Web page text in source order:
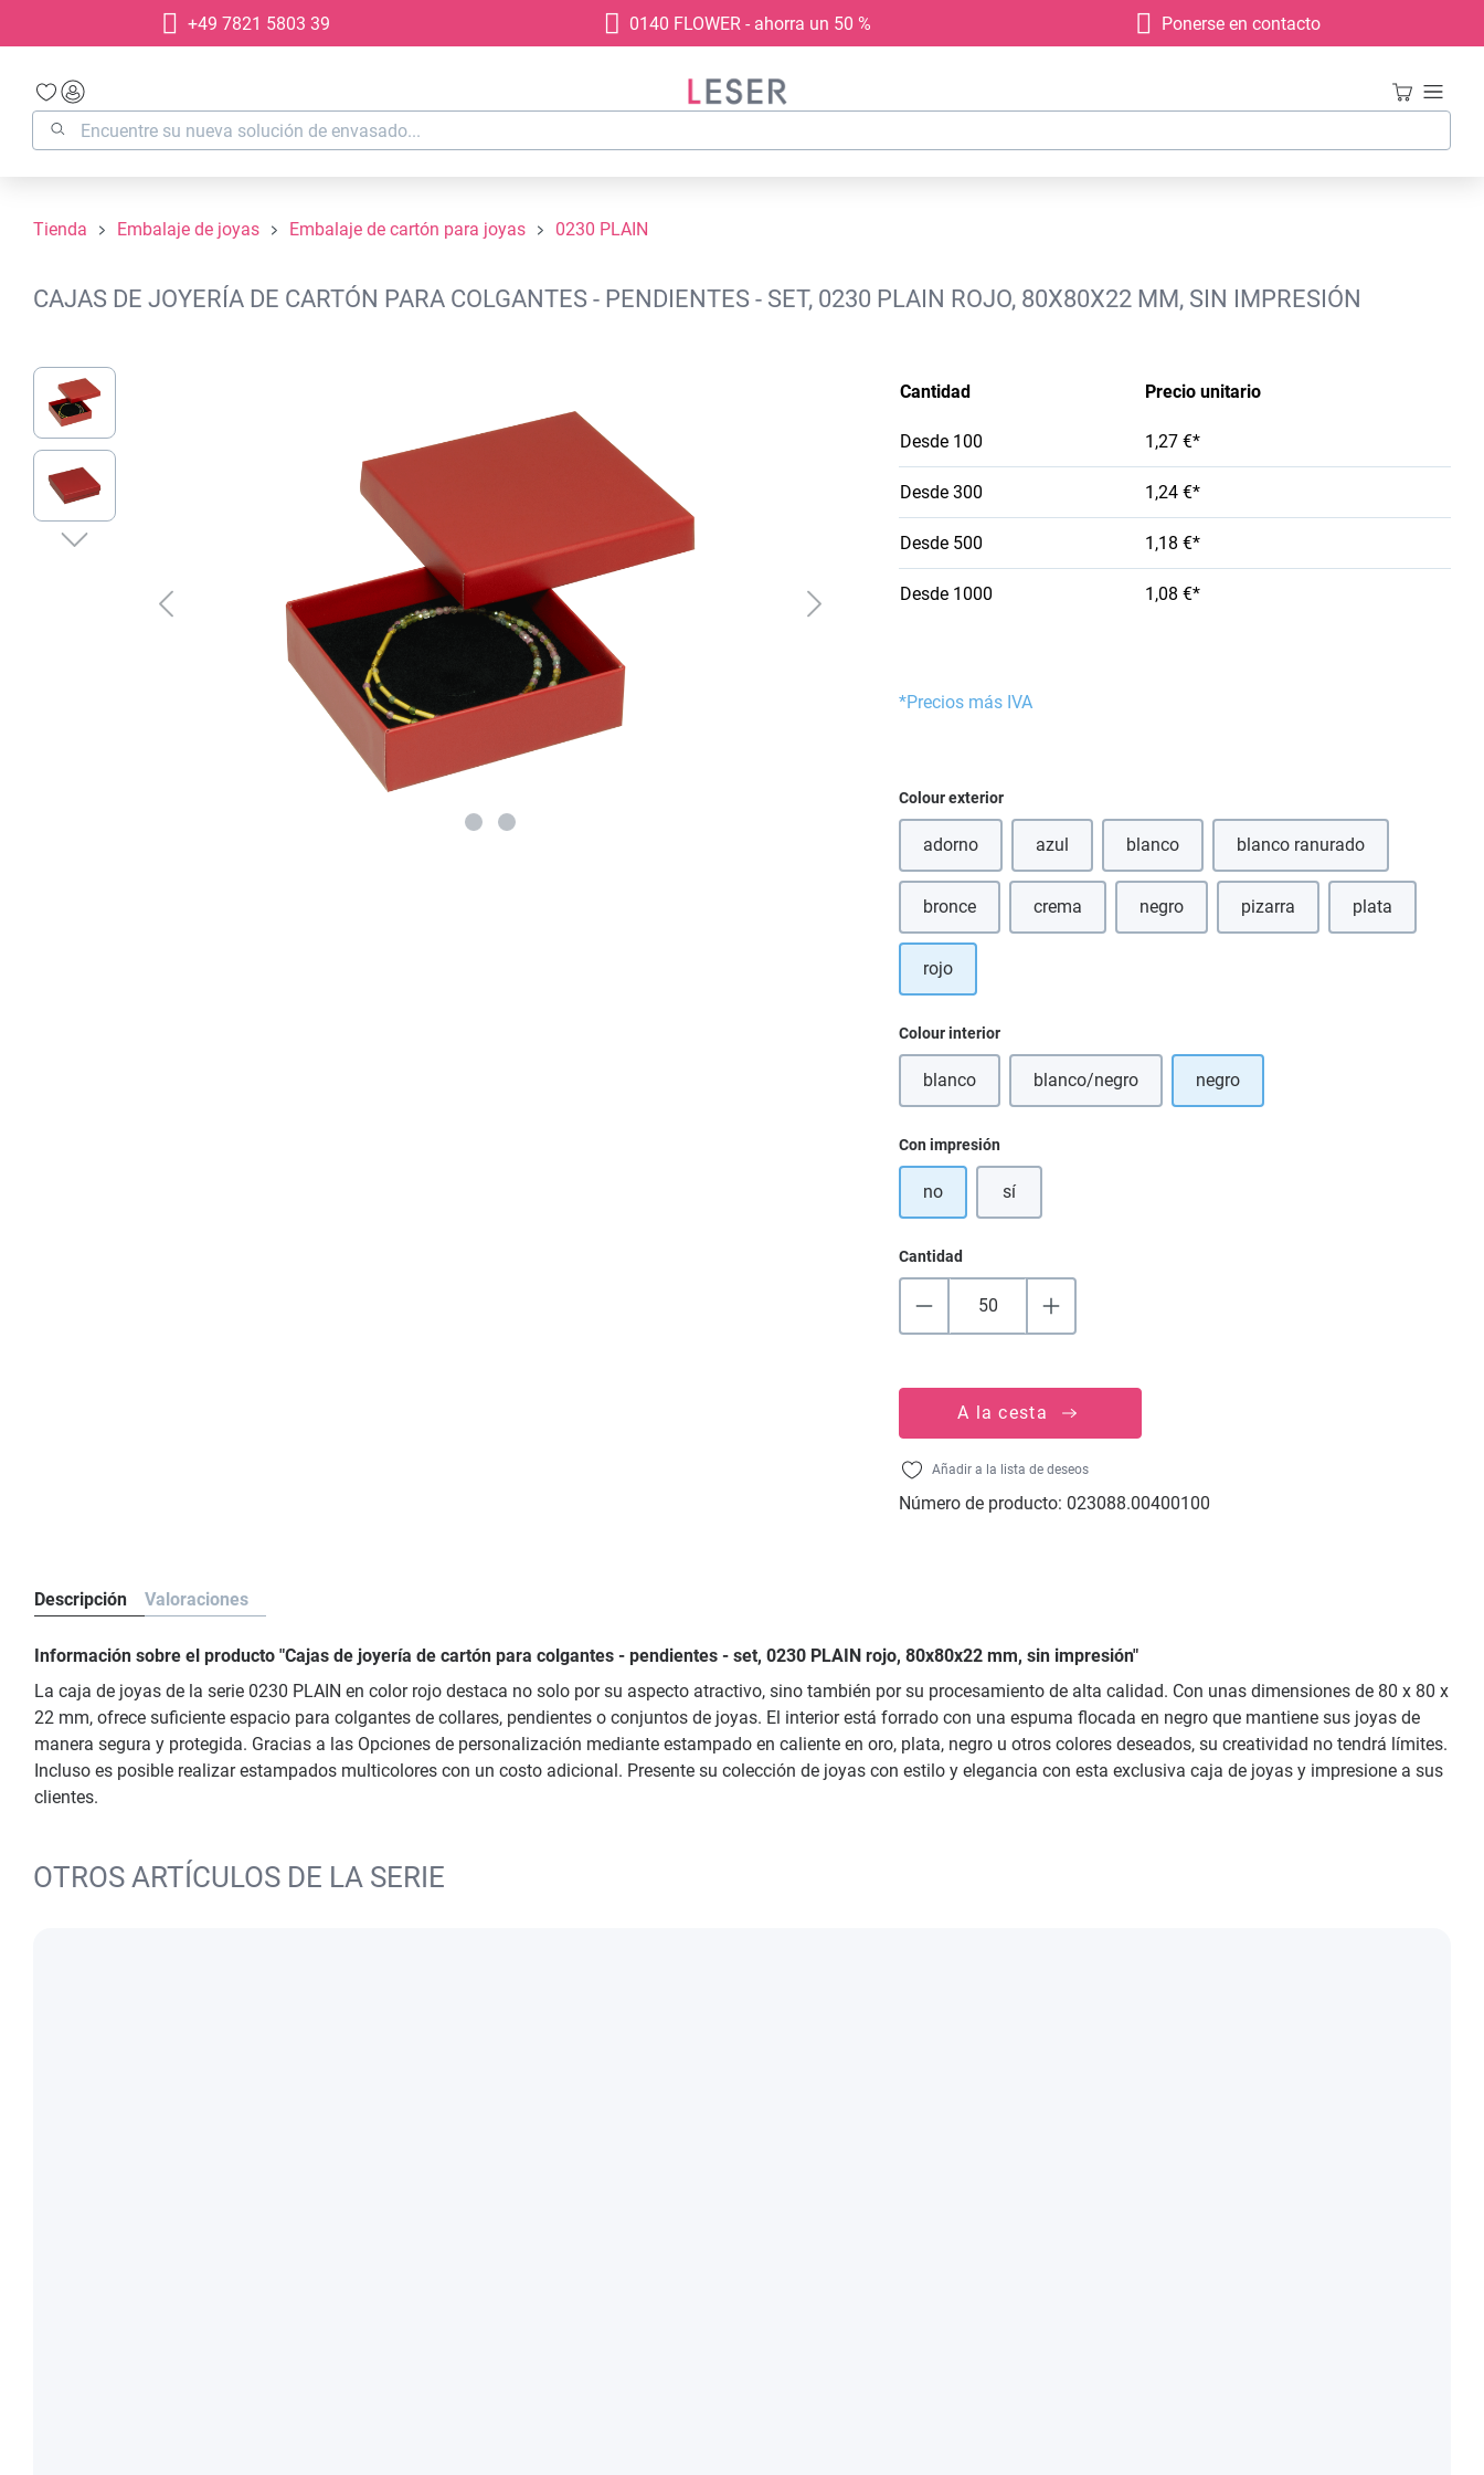
Saltar a la navegación principal
+49 7821 5803 39 0140 FLOWER - ahorra un 50 % Ponerse en contacto
Tienda Embalaje de joyas Embalaje de cartón para joyas 0230 PLAIN
CAJAS DE JOYERÍA DE CARTÓN PARA COLGANTES - PENDIENTES - SET, 0230 PLAIN ROJO, 80X80X22 MM, SIN IMPRESIÓN
Omitir galería de imágenes
Cantidad Precio unitario
Desde 100 1,27 €*
Desde 300 1,24 €*
Desde 500 1,18 €*
Desde 1000 1,08 €*
*Precios más IVA
Seleccione
Colour exterior
adorno azul(Esta opción no está disponible en este momento.)
blanco(Esta opción no está disponible en este
blanco ranurado
bronce(Esta opción no está disponible en este momento.)
crema(Esta opción no está disponible en este momento.)
negro pizarra plata
rojo
Seleccione
Colour interior
blanco(Esta opción no está disponible en este momento.)
blanco/negro(Esta opción no está disponible en este momento.)
negro
Seleccione
Con impresión
no sí
Cantidad
A la cesta
Añadir a la lista de deseos
Número de producto: 023088.00400100
Descripción Valoraciones
Información sobre el producto "Cajas de joyería de cartón para colgantes - pendientes - set, 0230 PLAIN rojo, 80x80x22 mm, sin impresión"
La caja de joyas de la serie 0230 PLAIN en color rojo destaca no solo por su aspecto atractivo, sino también por su procesamiento de alta calidad. Con unas dimensiones de 80 x 80 x
22 mm, ofrece suficiente espacio para colgantes de collares, pendientes o conjuntos de joyas. El interior está forrado con una espuma flocada en negro que mantiene sus joyas de
manera segura y protegida. Gracias a las Opciones de personalización mediante estampado en caliente en oro, plata, negro u otros colores deseados, su creatividad no tendrá límites.
Incluso es posible realizar estampados multicolores con un costo adicional. Presente su colección de joyas con estilo y elegancia con esta exclusiva caja de joyas y impresione a sus
clientes.
OTROS ARTÍCULOS DE LA SERIE